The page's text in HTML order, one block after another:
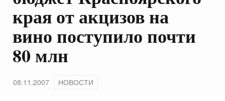
края от акцизов на
вино поступило почти
80 млн
08.11.2007 НОВОСТИ